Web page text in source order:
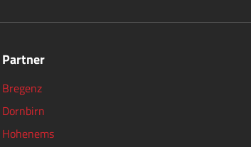
Partner
Bregenz
Dornbirn
Hohenems